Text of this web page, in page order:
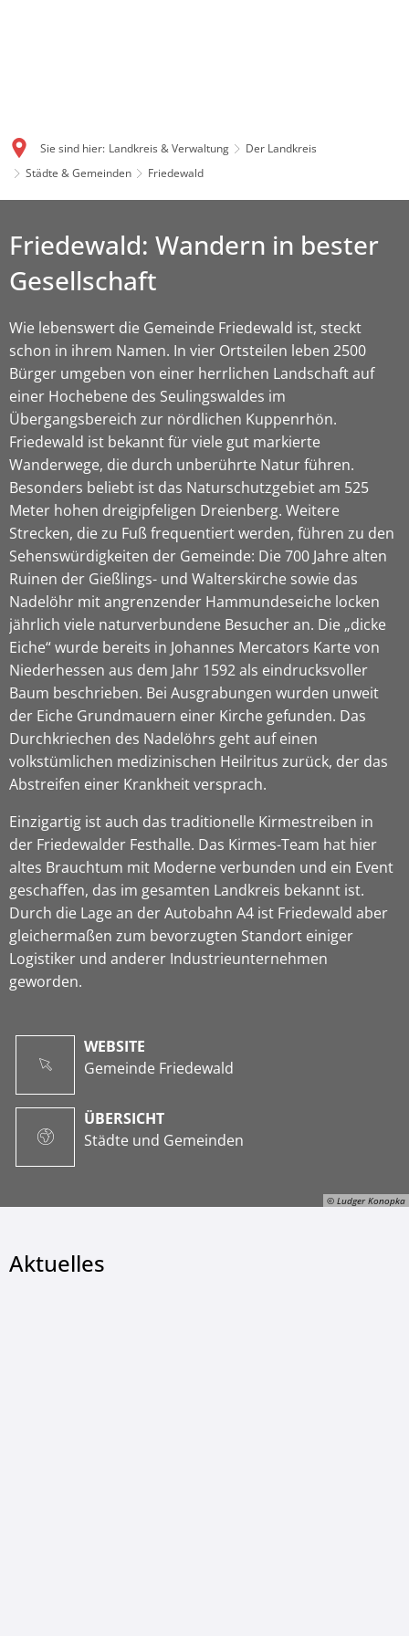
Sie sind hier: Landkreis & Verwaltung
Der Landkreis
Städte & Gemeinden
Friedewald
© Ludger Konopka
Friedewald: Wandern in bester
Gesellschaft
Wie lebenswert die Gemeinde Friedewald ist, steckt
schon in ihrem Namen. In vier Ortsteilen leben 2500
Bürger umgeben von einer herrlichen Landschaft auf
einer Hochebene des Seulingswaldes im
Übergangsbereich zur nördlichen Kuppenrhön.
Friedewald ist bekannt für viele gut markierte
Wanderwege, die durch unberührte Natur führen.
Besonders beliebt ist das Naturschutzgebiet am 525
Meter hohen dreigipfeligen Dreienberg. Weitere
Strecken, die zu Fuß frequentiert werden, führen zu den
Sehenswürdigkeiten der Gemeinde: Die 700 Jahre alten
Ruinen der Gießlings- und Walterskirche sowie das
Nadelöhr mit angrenzender Hammundeseiche locken
jährlich viele naturverbundene Besucher an. Die „dicke
Eiche“ wurde bereits in Johannes Mercators Karte von
Niederhessen aus dem Jahr 1592 als eindrucksvoller
Baum beschrieben. Bei Ausgrabungen wurden unweit
der Eiche Grundmauern einer Kirche gefunden. Das
Durchkriechen des Nadelöhrs geht auf einen
volkstümlichen medizinischen Heilritus zurück, der das
Abstreifen einer Krankheit versprach.
Einzigartig ist auch das traditionelle Kirmestreiben in
der Friedewalder Festhalle. Das Kirmes-Team hat hier
altes Brauchtum mit Moderne verbunden und ein Event
geschaffen, das im gesamten Landkreis bekannt ist.
Durch die Lage an der Autobahn A4 ist Friedewald aber
gleichermaßen zum bevorzugten Standort einiger
Logistiker und anderer Industrieunternehmen
geworden.
WEBSITE
Gemeinde Friedewald
ÜBERSICHT
Städte und Gemeinden
Aktuelles